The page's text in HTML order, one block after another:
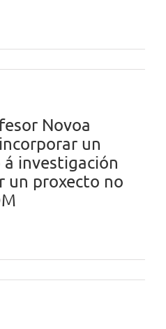
Novoa
un
investigación
un proxecto no